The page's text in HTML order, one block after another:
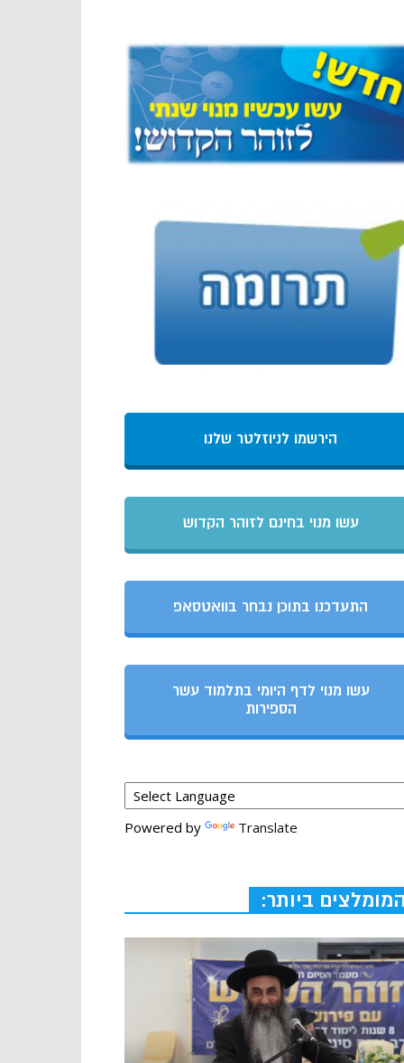
הירשמו לניוזלטר שלנו
עשו מנוי בחינם לזוהר הקדוש
התעדכנו בתוכן נבחר בוואטסאפ
עשו מנוי לדף היומי בתלמוד עשר
הספירות
Powered by Translate
המומלצים ביותר: